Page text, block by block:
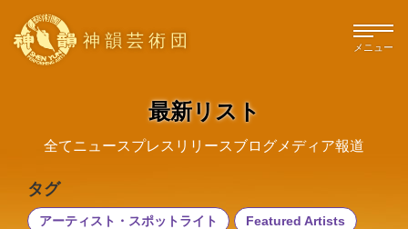
神韻芸術団 メニュー
最新リスト
全てニュースプレスリリースブログ メディア報道
タグ
アーティスト・スポットライト Featured Artists